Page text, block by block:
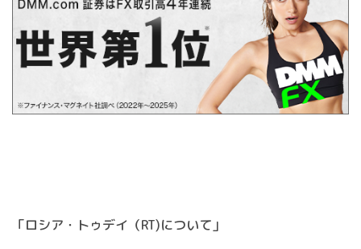
「ロシア・トゥデイ（RT)について」